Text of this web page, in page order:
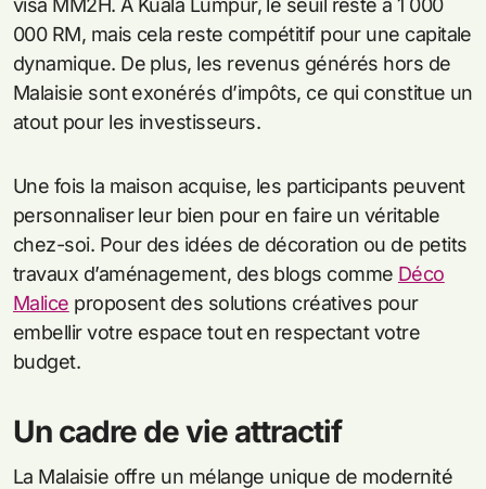
000 RM, mais cela reste compétitif pour une capitale
dynamique. De plus, les revenus générés hors de
Malaisie sont exonérés d’impôts, ce qui constitue un
atout pour les investisseurs.
Une fois la maison acquise, les participants peuvent
personnaliser leur bien pour en faire un véritable
chez-soi. Pour des idées de décoration ou de petits
travaux d’aménagement, des blogs comme Déco
Malice proposent des solutions créatives pour
embellir votre espace tout en respectant votre
budget.
Un cadre de vie attractif
La Malaisie offre un mélange unique de modernité